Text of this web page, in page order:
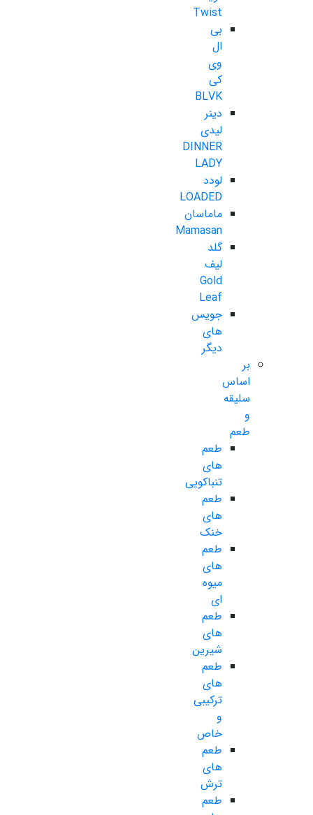
Twist
بی
ال
وی
کی
BLVK
دینر
لیدی
DINNER
LADY
لودد
LOADED
ماماسان
Mamasan
گلد
لیف
Gold
Leaf
جویس
های
دیگر
بر
اساس
سلیقه
و
طعم
طعم
های
تنباکویی
طعم
های
خنک
طعم
های
میوه
ای
طعم
های
شیرین
طعم
های
ترکیبی
و
خاص
طعم
های
ترش
طعم